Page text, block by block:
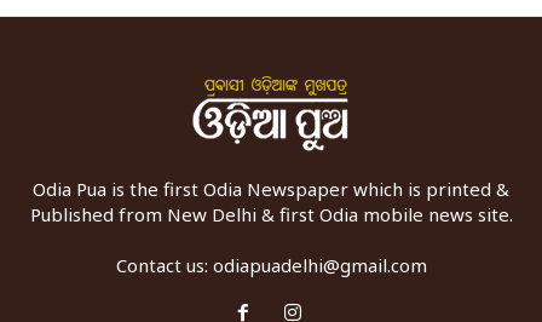
Odia Pua is the first Odia Newspaper which is printed &
Published from New Delhi & first Odia mobile news site.
Contact us: odiapuadelhi@gmail.com